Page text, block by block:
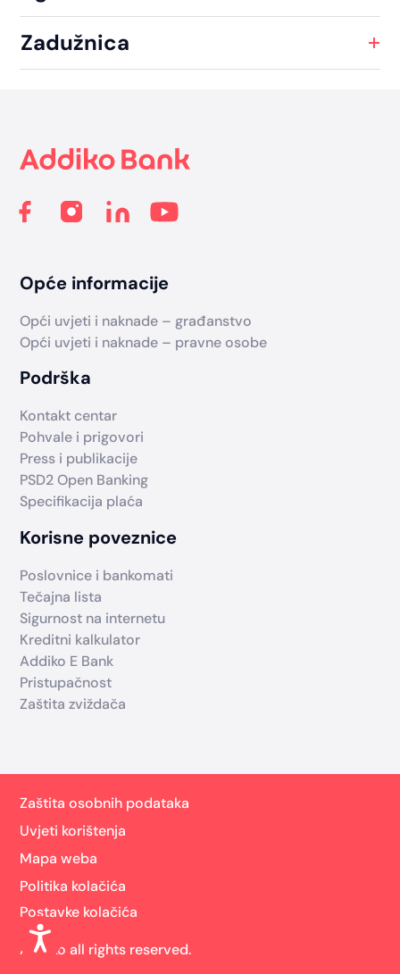
Zadužnica
Opće informacije
Opći uvjeti i naknade – građanstvo
Opći uvjeti i naknade – pravne osobe
Podrška
Kontakt centar
Pohvale i prigovori
Press i publikacije
PSD2 Open Banking
Specifikacija plaća
Korisne poveznice
Poslovnice i bankomati
Tečajna lista
Sigurnost na internetu
Kreditni kalkulator
Addiko E Bank
Pristupačnost
Zaštita zviždača
Addiko all rights reserved.
Zaštita osobnih podataka
Uvjeti korištenja
Mapa weba
Politika kolačića
Postavke kolačića